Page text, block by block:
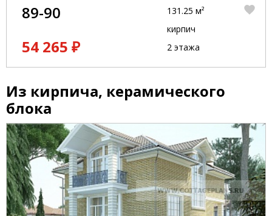
89-90
54 265 ₽
131.25 м²
кирпич
2 этажа
Из кирпича, керамического
блока